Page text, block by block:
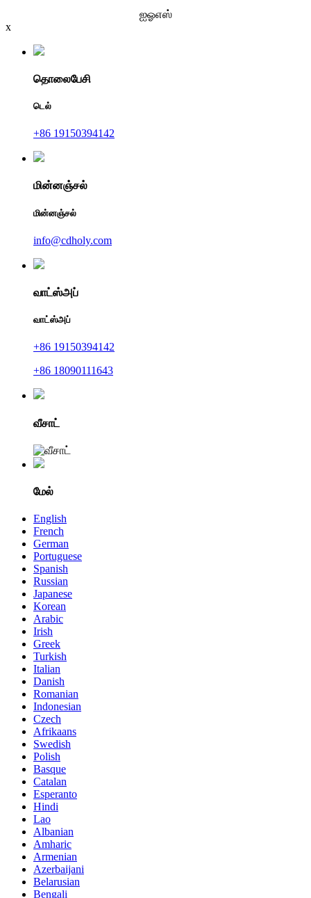
ஐஓஎஸ்
x
தொலைபேசி
டெல்
+86 19150394142
மின்னஞ்சல்
மின்னஞ்சல்
info@cdholy.com
வாட்ஸ்அப்
வாட்ஸ்அப்
+86 19150394142
+86 18090111643
வீசாட்
மேல்
English
French
German
Portuguese
Spanish
Russian
Japanese
Korean
Arabic
Irish
Greek
Turkish
Italian
Danish
Romanian
Indonesian
Czech
Afrikaans
Swedish
Polish
Basque
Catalan
Esperanto
Hindi
Lao
Albanian
Amharic
Armenian
Azerbaijani
Belarusian
Bengali